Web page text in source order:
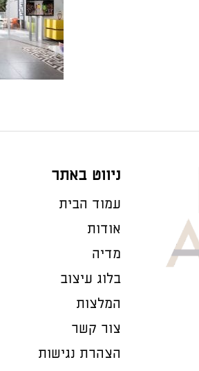
ניווט באתר
עמוד הבית
אודות
מדיה
בלוג עיצוב
המלצות
צור קשר
הצהרת נגישות